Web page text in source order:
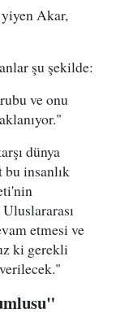
Akar,
şu şekilde:
ve onu
dünya
bu insanlık
Uluslararası
etmesi ve
ki gerekli